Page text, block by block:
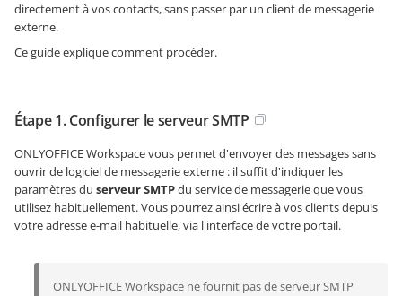
directement à vos contacts, sans passer par un client de messagerie
externe.
Ce guide explique comment procéder.
Étape 1. Configurer le serveur SMTP
ONLYOFFICE Workspace vous permet d'envoyer des messages sans
ouvrir de logiciel de messagerie externe : il suffit d'indiquer les
paramètres du serveur SMTPdu service de messagerie que vous
utilisez habituellement. Vous pourrez ainsi écrire à vos clients depuis
votre adresse e-mail habituelle, via l'interface de votre portail.
ONLYOFFICE Workspace ne fournit pas de serveur SMTP